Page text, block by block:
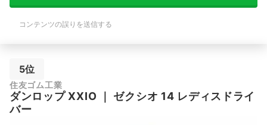
コンテンツの誤りを送信する
5位
住友ゴム工業
ダンロップ XXIO
ゼクシオ 14 レディスドライ
バー